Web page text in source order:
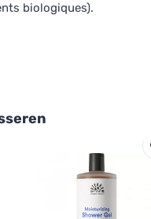
biologiques).